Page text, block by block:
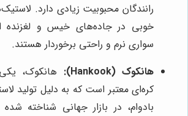
رانندگان محبوبیت زیادی دارد.
خوبی در جاده‌های خیس و لغزنده
سواری نرم و راحتی برخوردار هستند.
هانکوک (Hankook):
هانکوک،
کره‌ای معتبر است که به دلیل تولید
بادوام، در بازار جهانی شناخته